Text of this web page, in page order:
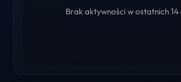
Brak aktywności w ostatnich 14